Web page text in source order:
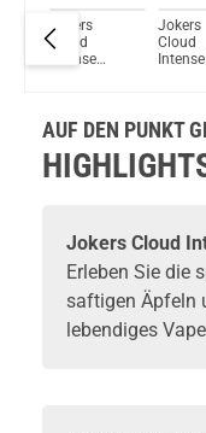
Du willst
Schau
Vsticking
Jokers
Cloud
Intense
Jokers
Cloud
AUF DEN PUNKT
Jokers Cloud
Erleben Sie die
saftigen Äpfeln
lebendiges